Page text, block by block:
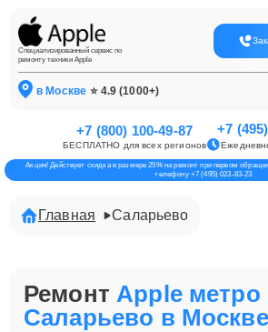
Специализированный сервис по
ремонту техники Apple
в Москве ⭐ 4.9 (1000+)
+7 (800) 100-49-87
БЕСПЛАТНО для всех регионов
+7
Акция! Действует скидка в размере 25% на ремонт при первом
телефону +7 (495) 023-83-23
Главная Саларьево
РемонтApple метро
Саларьево в Москве